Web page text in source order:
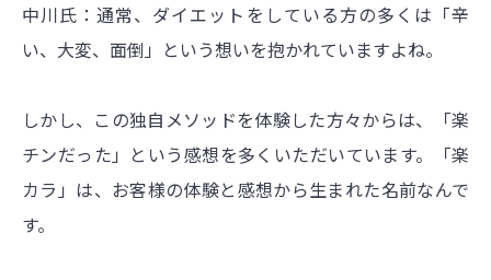
中川氏：通常、ダイエットをしている方の多くは「辛
い、大変、面倒」という想いを抱かれていますよね。
しかし、この独自メソッドを体験した方々からは、「楽
チンだった」という感想を多くいただいています。「楽
カラ」は、お客様の体験と感想から生まれた名前なんで
す。